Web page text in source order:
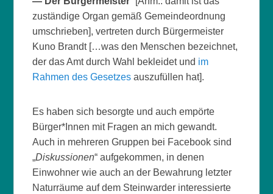
zuständige Organ gemäß Gemeindeordnung
umschrieben], vertreten durch Bürgermeister
Kuno Brandt […was den Menschen bezeichnet,
der das Amt durch Wahl bekleidet und im
Rahmen des Gesetzes auszufüllen hat].
Es haben sich besorgte und auch empörte
Bürger*Innen mit Fragen an mich gewandt.
Auch in mehreren Gruppen bei Facebook sind
„Diskussionen“ aufgekommen, in denen
Einwohner wie auch an der Bewahrung letzter
Naturräume auf dem Steinwarder interessierte